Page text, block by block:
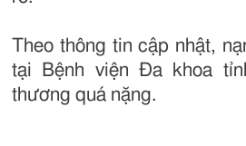
Theo thông tin cập nhật,
tại Bệnh viện Đa khoa
thương quá nặng.